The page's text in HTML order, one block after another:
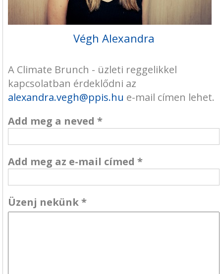
Végh Alexandra
A Climate Brunch - üzleti reggelikkel
kapcsolatban érdeklődni az
alexandra.vegh@ppis.hu e-mail címen lehet.
Add meg a neved *
Add meg az e-mail címed *
Üzenj nekünk*